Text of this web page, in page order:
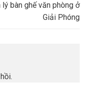
lý bàn ghế văn phòng ở
Giải Phóng